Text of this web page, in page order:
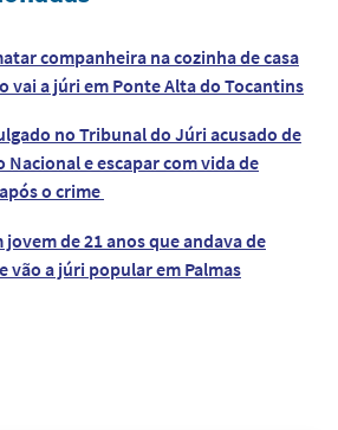
companheira na cozinha de casa
vai a júri em Ponte Alta do Tocantins
no Tribunal do Júri acusado de
e escapar com vida de
o crime
de 21 anos que andava de
vão a júri popular em Palmas